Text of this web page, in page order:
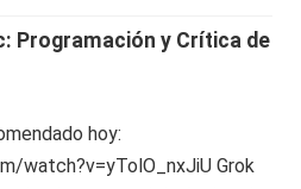
Programación y Crítica de
hoy:
watch?v=yTolO_nxJiU Grok